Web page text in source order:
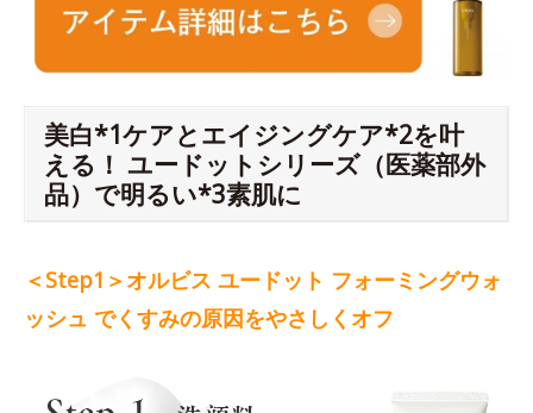
美白*1ケアとエイジングケア*2を叶
える！ ユードットシリーズ（医薬部外
品）で明るい*3素肌に
＜Step1＞オルビス ユードット フォーミングウォ
ッシュ でくすみの原因をやさしくオフ